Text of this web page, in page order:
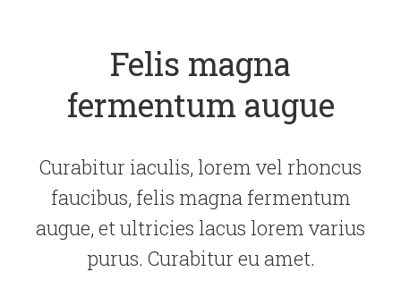
Felis magna
fermentum augue
Curabitur iaculis, lorem vel rhoncus
faucibus, felis magna fermentum
augue, et ultricies lacus lorem varius
purus. Curabitur eu amet.